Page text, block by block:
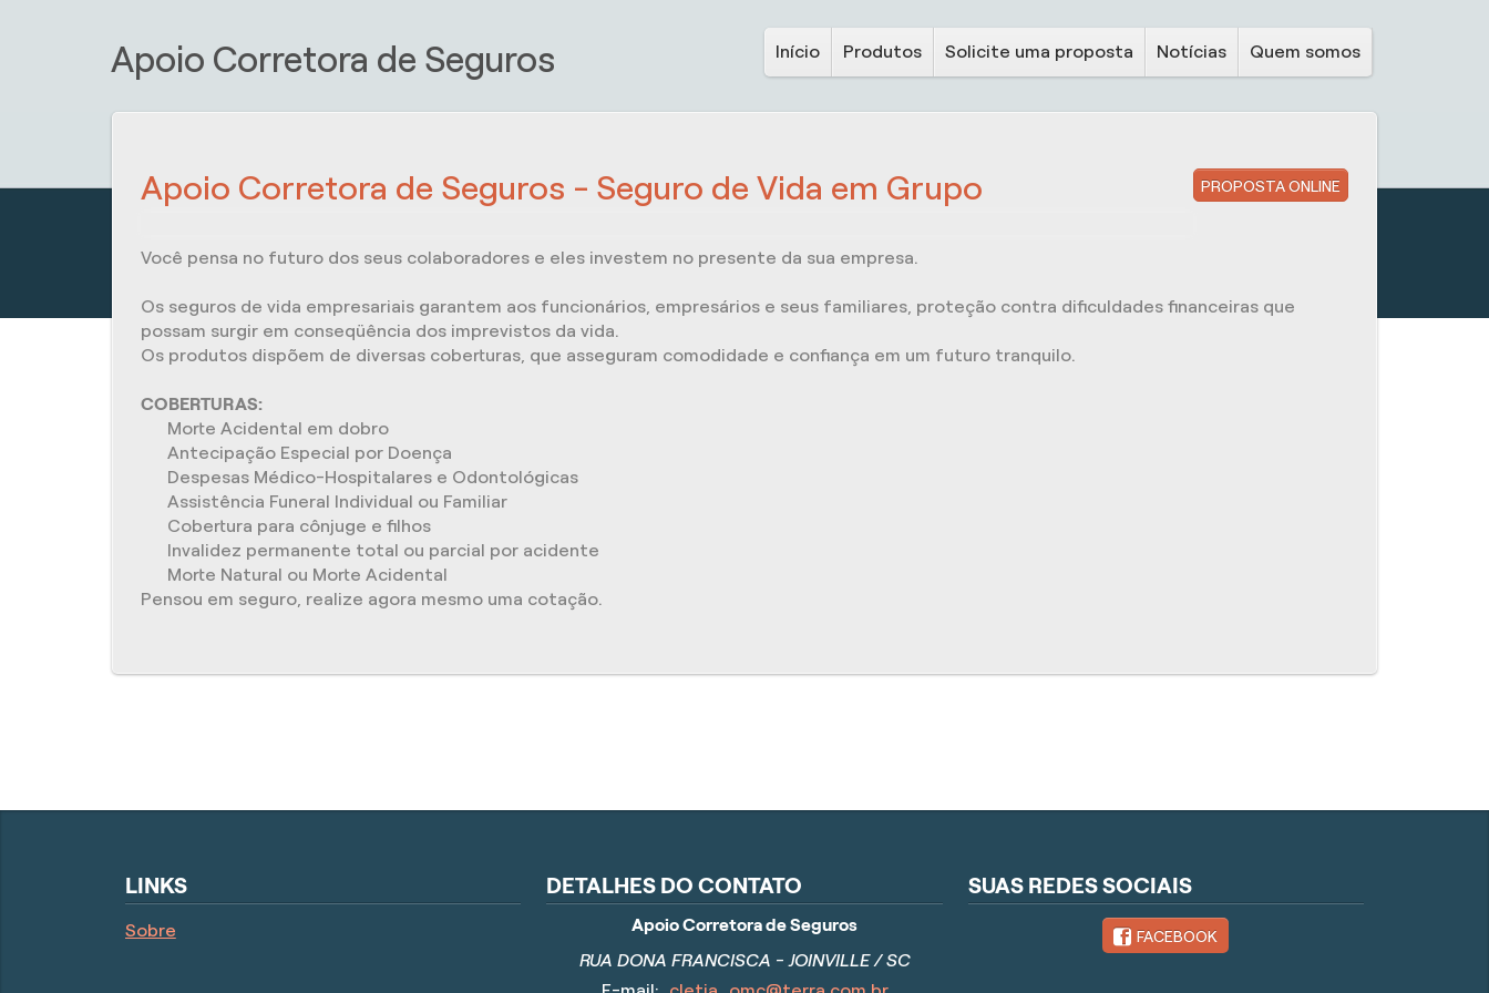
Apoio Corretora de Seguros Início Produtos Solicite uma proposta Notícias Quem somos
PROPOSTA ONLINE
Apoio Corretora de Seguros - Seguro de Vida em Grupo
Você pensa no futuro dos seus colaboradores e eles investem no presente da sua empresa.
Os seguros de vida empresariais garantem aos funcionários, empresários e seus familiares, proteção contra dificuldades financeiras que
possam surgir em conseqüência dos imprevistos da vida.
Os produtos dispõem de diversas coberturas, que asseguram comodidade e confiança em um futuro tranquilo.
COBERTURAS:
Morte Acidental em dobro
Antecipação Especial por Doença
Despesas Médico-Hospitalares e Odontológicas
Assistência Funeral Individual ou Familiar
Cobertura para cônjuge e filhos
Invalidez permanente total ou parcial por acidente
Morte Natural ou Morte Acidental
Pensou em seguro, realize agora mesmo uma cotação.
LINKS
Sobre
DETALHES DO CONTATO
Apoio Corretora de Seguros
RUA DONA FRANCISCA - JOINVILLE / SC
SUAS REDES SOCIAIS
FACEBOOK